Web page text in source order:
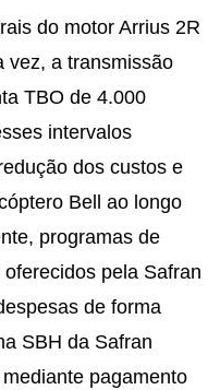
do motor Arrius 2R
vez, a transmissão
TBO de 4.000
intervalos
dos custos e
Bell ao longo
programas de
pela Safran
de forma
SBH da Safran
pagamento